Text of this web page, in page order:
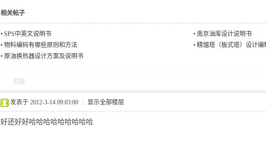
相关帖子
• SPS中英文说明书 • 南京油库设计说明书
• 物料编码有哪些原则和方法 • 精馏塔（板式塔）设计编
• 原油换热器设计方案及说明书
回复
发表于 2012-3-14 09:03:00 显示全部楼层
好还好好哈哈哈哈哈哈哈哈哈